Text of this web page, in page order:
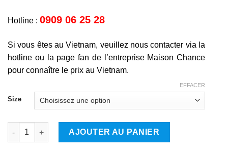
Hotline : 0909 06 25 28
Si vous êtes au Vietnam, veuillez nous contacter via la
hotline ou la page fan de l’entreprise Maison Chance
pour connaître le prix au Vietnam.
Size
EFFACER
quantité de Chat
AJOUTER AU PANIER